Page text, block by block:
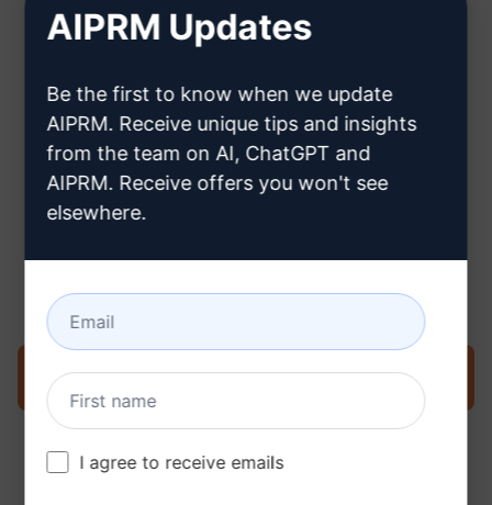
ChatGPT-Konto erstellen können
Prompt jetzt in ChatGPT ausprobieren
AIPRM Updates
Be the first to know when we update
AIPRM. Receive unique tips and insights
from the team on AI, ChatGPT and
AIPRM. Receive offers you won't see
elsewhere.
I agree to receive emails